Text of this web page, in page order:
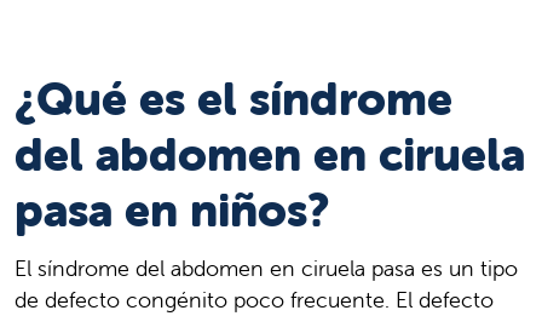
¿Qué es el síndrome
del abdomen en ciruela
pasa en niños?
El síndrome del abdomen en ciruela pasa es un tipo
de defecto congénito poco frecuente. El defecto